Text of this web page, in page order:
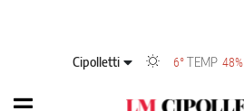
Cipolletti 6° TEMP 48%